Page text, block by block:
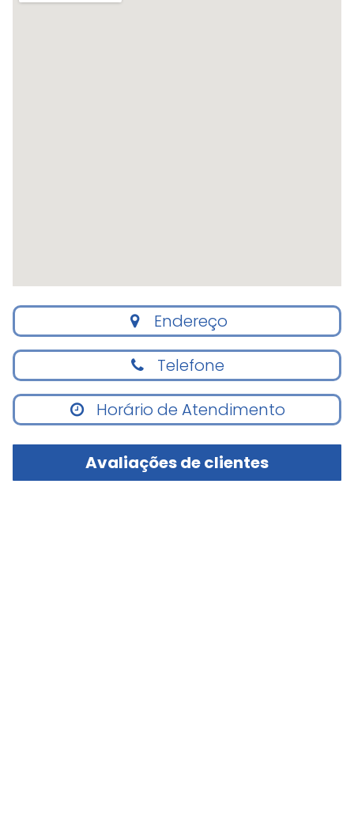
Endereço
Telefone
Horário de Atendimento
Avaliações de clientes